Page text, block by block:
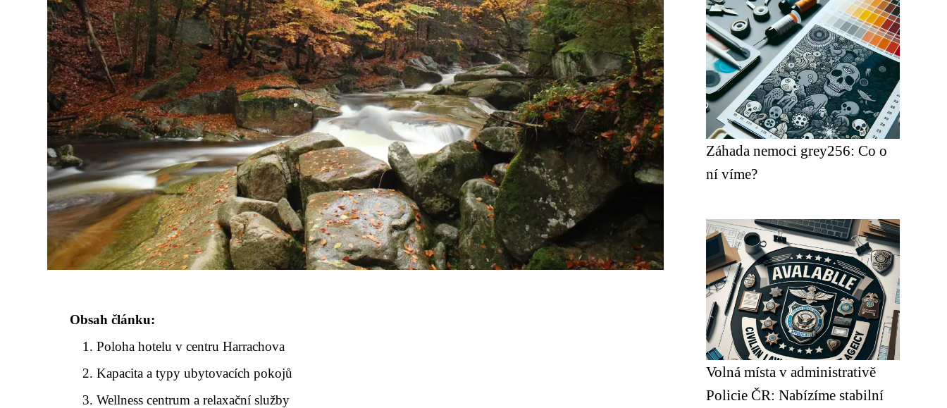
Obsah článku:
Poloha hotelu v centru Harrachova
Kapacita a typy ubytovacích pokojů
Wellness centrum a relaxační služby
Záhada nemoci grey256: Co o
ní víme?
Volná místa v administrativě
Policie ČR: Nabízíme stabilní